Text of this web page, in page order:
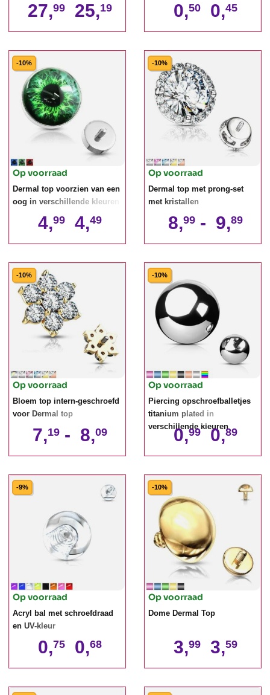
27,99 25,19 0,50 0,45
-10%
Op voorraad
Dermal top voorzien van een
oog in verschillende kleuren
4,99 4,49
-10%
Op voorraad
Dermal top met prong-set
met kristallen
8,99 - 9,89
-10%
Op voorraad
Bloem top intern-geschroefd
voor Dermal top
7,19 - 8,09
-10%
Op voorraad
Piercing opschroefballetjes
titanium plated in
verschillende kleuren
0,99 0,89
-9%
Op voorraad
Acryl bal met schroefdraad
en UV-kleur
0,75 0,68
-10%
Op voorraad
Dome Dermal Top
3,99 3,59